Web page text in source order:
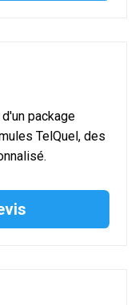
package
TelQuel, des